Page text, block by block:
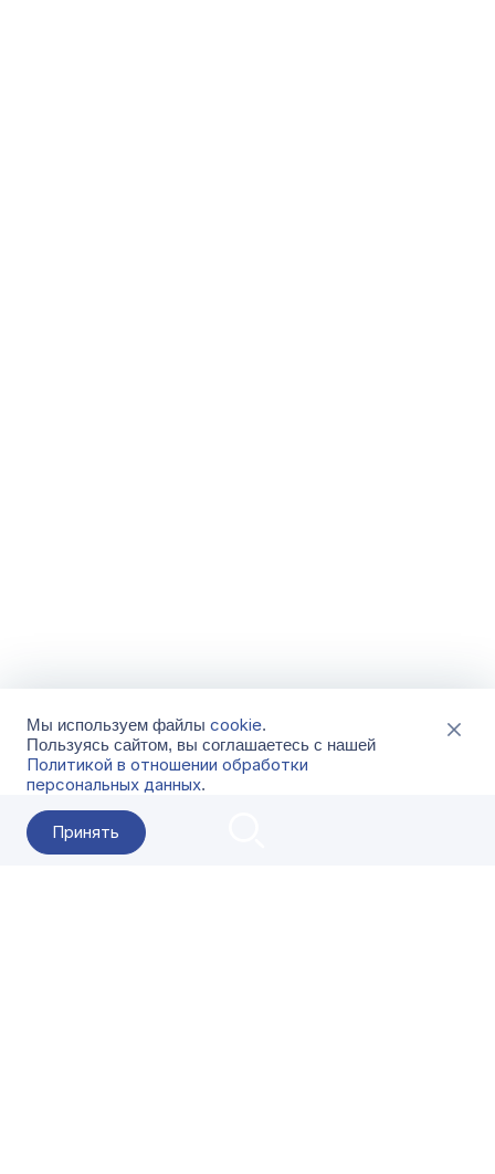
Мы используем файлы cookie.
Пользуясь сайтом, вы соглашаетесь с нашей
Политикой в отношении обработки
персональных данных.
Принять